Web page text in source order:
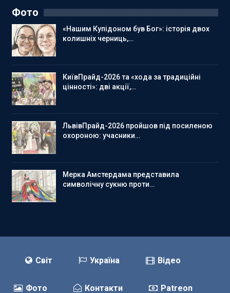
Фото
«Нашим Купідоном був Бог»: історія двох
колишніх черниць,…
КиївПрайд-2026 та «хода за традиційні
цінності»: дві акції,…
ЛьвівПрайд-2026 пройшов під посиленою
охороною: учасники…
Мерка Амстердама представила
символічну сукню проти…
Світ Україна Відео
Фото Контакти Patreon